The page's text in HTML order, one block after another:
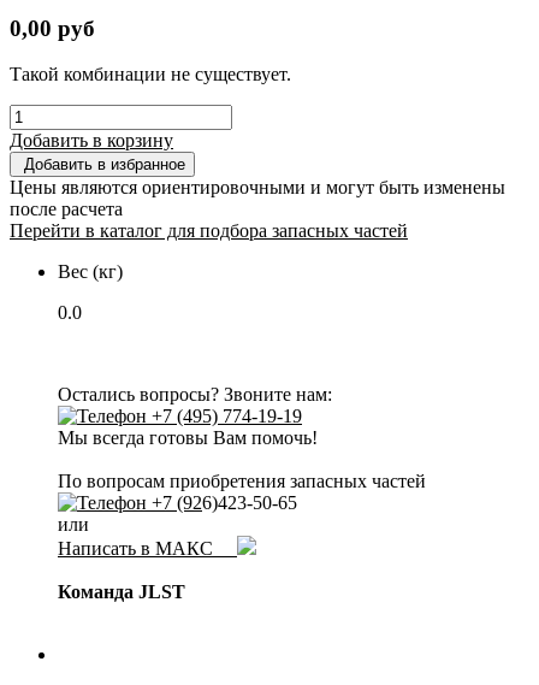
0,00 руб
Такой комбинации не существует.
Добавить в корзину
Добавить в избранное
Цены являются ориентировочными и могут быть изменены
после расчета
Перейти в каталог для подбора запасных частей
Вес (кг)
0.0
Остались вопросы? Звоните нам:
+7 (495) 774-19-19
Мы всегда готовы Вам помочь!
По вопросам приобретения запасных частей
+7 (926)423-50-65
или
Написать в МАКС
Команда JLST